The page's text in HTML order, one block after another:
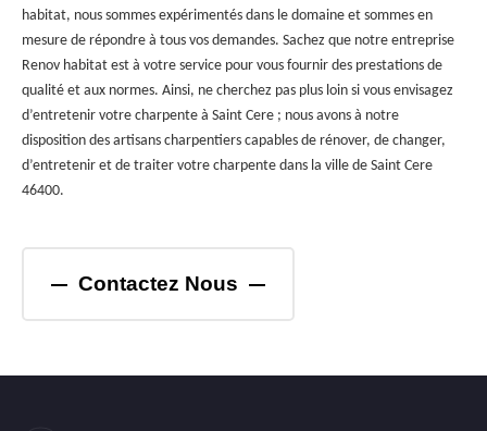
habitat, nous sommes expérimentés dans le domaine et sommes en
mesure de répondre à tous vos demandes. Sachez que notre entreprise
Renov habitat est à votre service pour vous fournir des prestations de
qualité et aux normes. Ainsi, ne cherchez pas plus loin si vous envisagez
d’entretenir votre charpente à Saint Cere ; nous avons à notre
disposition des artisans charpentiers capables de rénover, de changer,
d’entretenir et de traiter votre charpente dans la ville de Saint Cere
46400.
Contactez Nous